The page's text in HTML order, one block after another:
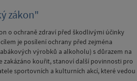
zákon"
o ochraně zdraví před škodlivými účinky
je posílení ochrany před zejména
výrobků a alkoholu) s důrazem na
zakázáno kouřit, stanoví další povinnosti pro
sportovních a kulturních akcí, které vedou